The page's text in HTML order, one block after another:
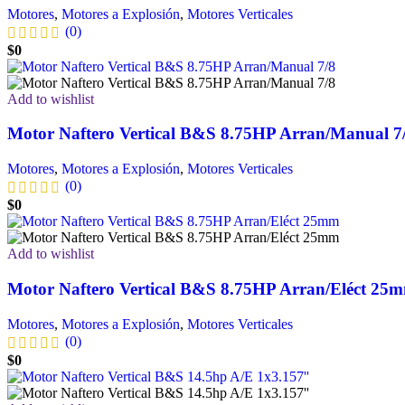
Motores, Motores a Explosión, Motores Verticales
(0)
$0
Add to wishlist
Motor Naftero Vertical B&S 8.75HP Arran/Manual
Motores, Motores a Explosión, Motores Verticales
(0)
$0
Add to wishlist
Motor Naftero Vertical B&S 8.75HP Arran/Eléct
Motores, Motores a Explosión, Motores Verticales
(0)
$0